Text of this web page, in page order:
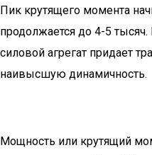
Пик крутящего момента
продолжается до 4-5
силовой агрегат придает
наивысшую динамичность.
Мощность или крутящий